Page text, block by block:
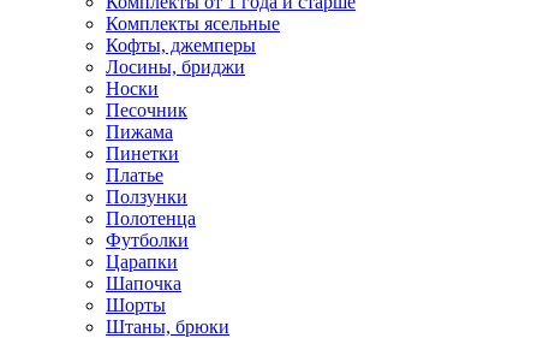
Комплекты ясельные
Кофты, джемперы
Лосины, бриджи
Носки
Песочник
Пижама
Пинетки
Платье
Ползунки
Полотенца
Футболки
Царапки
Шапочка
Шорты
Штаны, брюки